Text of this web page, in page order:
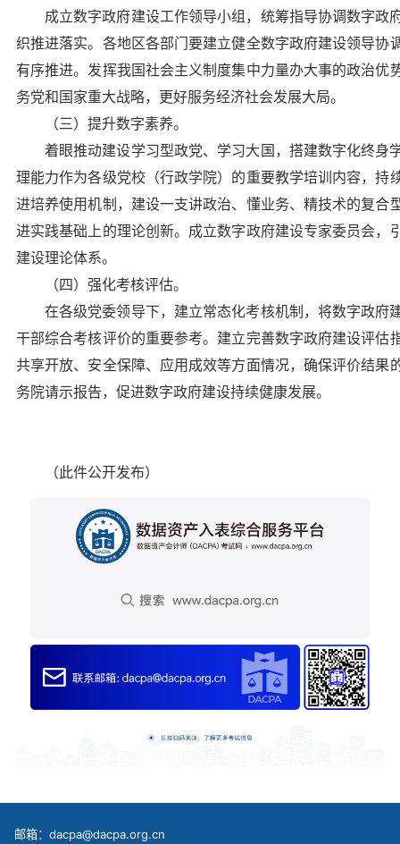
成立数字政府建设工作领导小组，统筹指导协调数字
织推进落实。各地区各部门要建立健全数字政府建设领导
有序推进。发挥我国社会主义制度集中力量办大事的政治
务党和国家重大战略，更好服务经济社会发展大局。
（三）提升数字素养。
着眼推动建设学习型政党、学习大国，搭建数字化终
理能力作为各级党校（行政学院）的重要教学培训内容，
进培养使用机制，建设一支讲政治、懂业务、精技术的复
进实践基础上的理论创新。成立数字政府建设专家委员会
建设理论体系。
（四）强化考核评估。
在各级党委领导下，建立常态化考核机制，将数字政
干部综合考核评价的重要参考。建立完善数字政府建设评
共享开放、安全保障、应用成效等方面情况，确保评价结
务院请示报告，促进数字政府建设持续健康发展。
（此件公开发布）
邮箱：dacpa@dacpa.org.cn